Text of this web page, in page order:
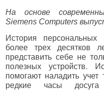
На основе
Siemens Computers
История персональных
более трех десятков
представить себе не
полезных устройств.
помогают наладить
редкие часы досуга